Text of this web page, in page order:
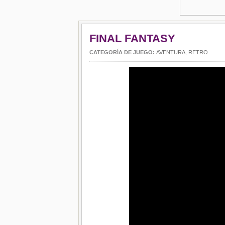
FINAL FANTASY
CATEGORÍA DE JUEGO: AVENTURA RETRO